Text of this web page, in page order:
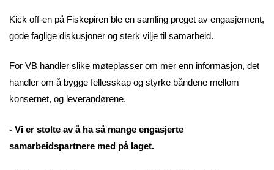
Kick off-en på Fiskepiren ble en samling preget av engasjement,
gode faglige diskusjoner og sterk vilje til samarbeid.
For VB handler slike møteplasser om mer enn informasjon, det
handler om å bygge fellesskap og styrke båndene mellom
konsernet, og leverandørene.
- Vi er stolte av å ha så mange engasjerte
samarbeidspartnere med på laget.